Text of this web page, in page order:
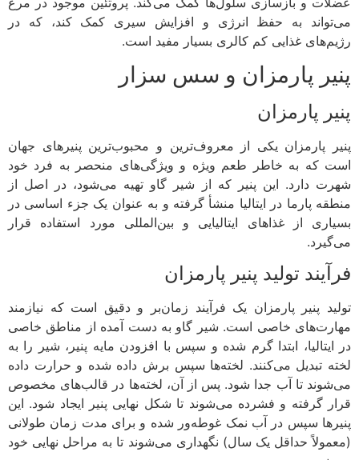
به حفظ انرژی و افزایش سیری کمک کند، که در
غذایی کم کالری بسیار مفید است.
پارمزان و سس سزار
پارمزان
پارمزان یکی از معروف‌ترین و محبوب‌ترین پنیرهای جهان
که به خاطر طعم ویژه و ویژگی‌های منحصر به فرد خود
دارد. این پنیر که از شیر گاو تهیه می‌شود، در اصل از
پارما در ایتالیا منشأ گرفته و به عنوان یک جزء اساسی در
از غذاهای ایتالیایی و بین‌المللی مورد استفاده قرار
تولید پنیر پارمزان
پنیر پارمزان یک فرآیند زمان‌بر و دقیق است که نیازمند
خاصی است. شیر گاو به دست آمده از مناطق خاصی
ابتدا گرم شده و سپس با افزودن مایه پنیر، شیر را به
تبدیل می‌کنند. لخته‌ها سپس برش داده شده و حرارت داده
تا آب جدا شود. پس از آن، لخته‌ها در قالب‌های مخصوص
گرفته و فشرده می‌شوند تا شکل نهایی پنیر ایجاد شود. این
سپس در آب نمک غوطه‌ور شده و برای مدت زمان طولانی
حداقل یک سال) نگهداری می‌شوند تا به مراحل نهایی خود